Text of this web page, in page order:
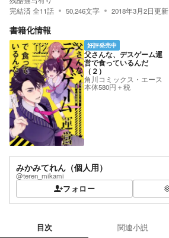
完結済全11話 50,246文字 2018年3月2日更新
書籍化情報
好評発売中
父さんな、デスゲーム運
営で食っているんだ
（２）
角川コミックス・エース
本体580円＋税
みかみてれん（個人用）
@teren_mikami
フォロー
目次 関連小説